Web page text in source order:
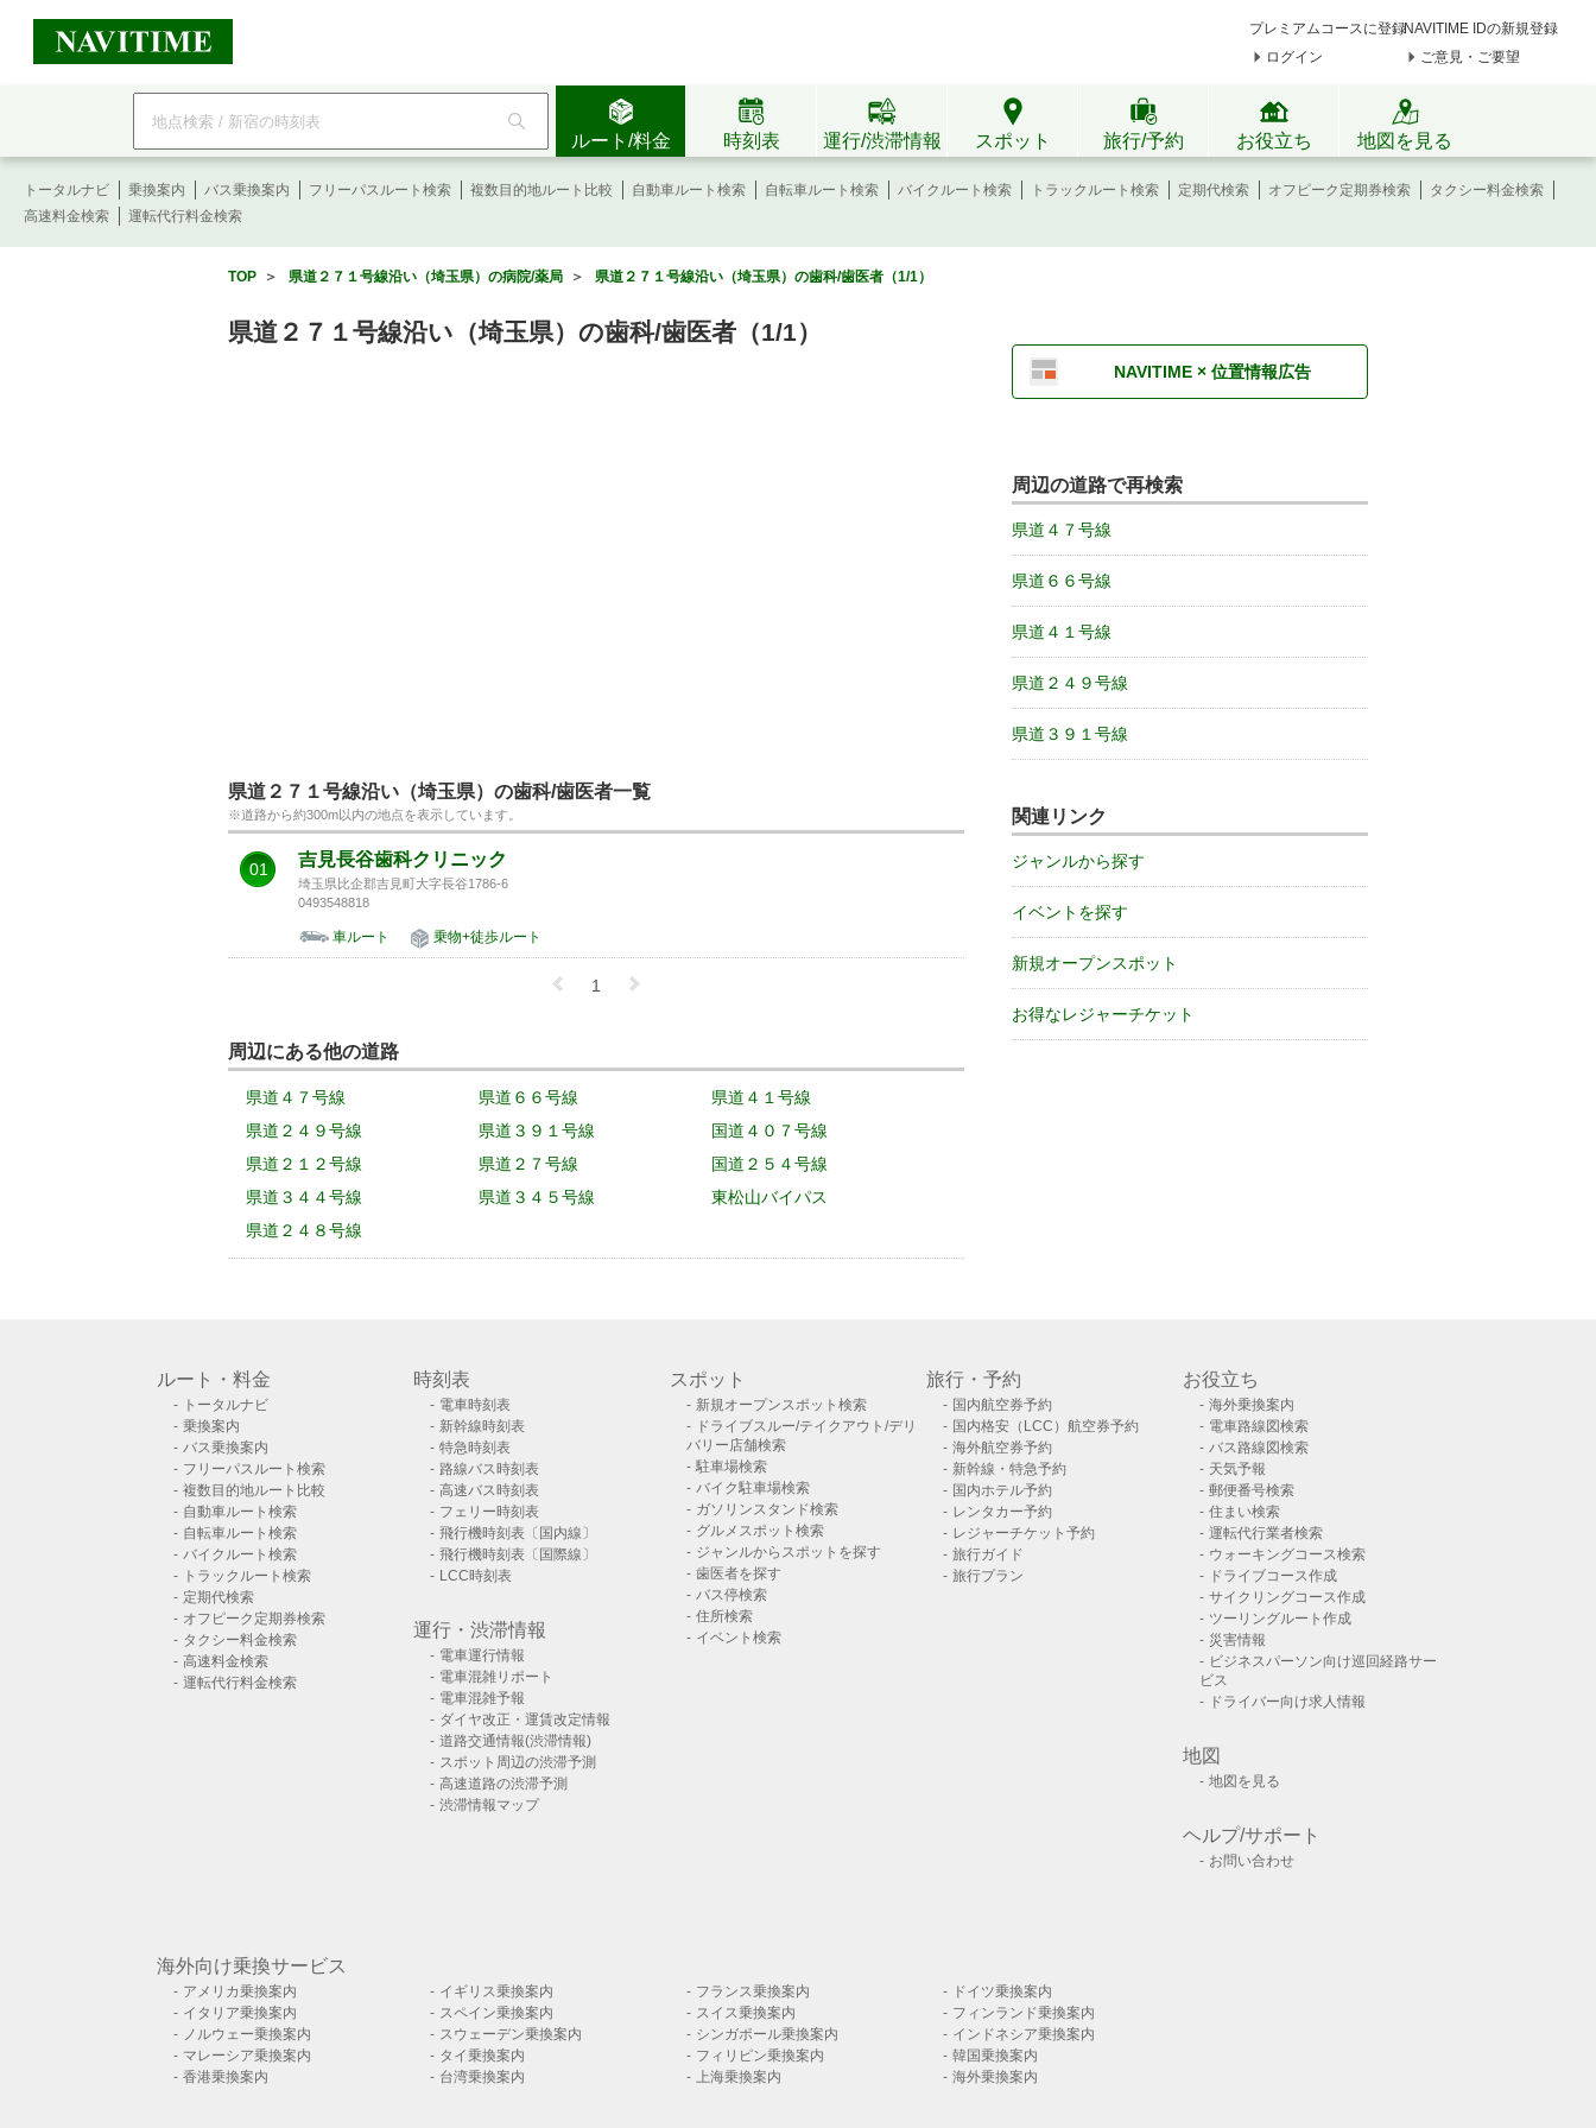
プレミアムコースに登録NAVITIME IDの新規登録
ログイン
ご意見・ご要望
フ
ワ
ド
検
ルート/料金 時刻表 運行/渋滞情報 スポット 旅行/予約 お役立ち 地図を見る
トータルナビ 乗換案内 バス乗換案内 フリーパスルート検索 複数目的地ルート比較 自動車ルート検索 自転車ルート検索 バイクルート検索 トラックルート検索 定期代検索 オフピーク定期券検索
タクシー料金検索
高速料金検索
運転代行料金検索
TOP ＞ 県道２７１号線沿い（埼玉県）の病院/薬局 ＞ 県道２７１号線沿い（埼玉県）の歯科/歯医者（1/1）
県道２７１号線沿い（埼玉県）の歯科/歯医者（1/1）
県道２７１号線沿い（埼玉県）の歯科/歯医者一覧
※道路から約300m以内の地点を表示しています。
01 吉見長谷歯科クリニック
埼玉県比企郡吉見町大字長谷1786-6
0493548818
車ルート 乗物+徒歩ルート
1
周辺にある他の道路
県道４７号線 県道６６号線
県道４１号線
県道２４９号線
県道３９１号線
国道４０７号線
県道２１２号線
県道２７号線
国道２５４号線
県道３４４号線
県道３４５号線
東松山バイパス
県道２４８号線
NAVITIME × 位置情報広告
周辺の道路で再検索
県道４７号線
県道６６号線
県道４１号線
県道２４９号線
県道３９１号線
関連リンク
ジャンルから探す
イベントを探す
新規オープンスポット
お得なレジャーチケット
ルート・料金
トータルナビ
乗換案内
バス乗換案内
フリーパスルート検索
複数目的地ルート比較
自動車ルート検索
自転車ルート検索
バイクルート検索
トラックルート検索
定期代検索
オフピーク定期券検索
タクシー料金検索
高速料金検索
運転代行料金検索
時刻表
電車時刻表
新幹線時刻表
特急時刻表
路線バス時刻表
高速バス時刻表
フェリー時刻表
飛行機時刻表〔国内線〕
飛行機時刻表〔国際線〕
LCC時刻表
運行・渋滞情報
電車運行情報
電車混雑リポート
電車混雑予報
ダイヤ改正・運賃改定情報
道路交通情報(渋滞情報)
スポット周辺の渋滞予測
高速道路の渋滞予測
渋滞情報マップ
スポット
新規オープンスポット検索
ドライブスルー/テイクアウト/デリ
バリー店舗検索
駐車場検索
バイク駐車場検索
ガソリンスタンド検索
グルメスポット検索
ジャンルからスポットを探す
歯医者を探す
バス停検索
住所検索
イベント検索
旅行・予約
国内航空券予約
国内格安（LCC）航空券予約
海外航空券予約
新幹線・特急予約
国内ホテル予約
レンタカー予約
レジャーチケット予約
旅行ガイド
旅行プラン
お役立ち
海外乗換案内
電車路線図検索
バス路線図検索
天気予報
郵便番号検索
住まい検索
運転代行業者検索
ウォーキングコース検索
ドライブコース作成
サイクリングコース作成
ツーリングルート作成
災害情報
ビジネスパーソン向け巡回経路サー
ビス
ドライバー向け求人情報
地図
地図を見る
ヘルプ/サポート
お問い合わせ
海外向け乗換サービス
アメリカ乗換案内 イギリス乗換案内 フランス乗換案内
ドイツ乗換案内
イタリア乗換案内
スペイン乗換案内 スイス乗換案内
フィンランド乗換案内
ノルウェー乗換案内
スウェーデン乗換案内 シンガポール乗換案内
インドネシア乗換案内
マレーシア乗換案内
タイ乗換案内 フィリピン乗換案内
韓国乗換案内
香港乗換案内
台湾乗換案内 上海乗換案内 海外乗換案内